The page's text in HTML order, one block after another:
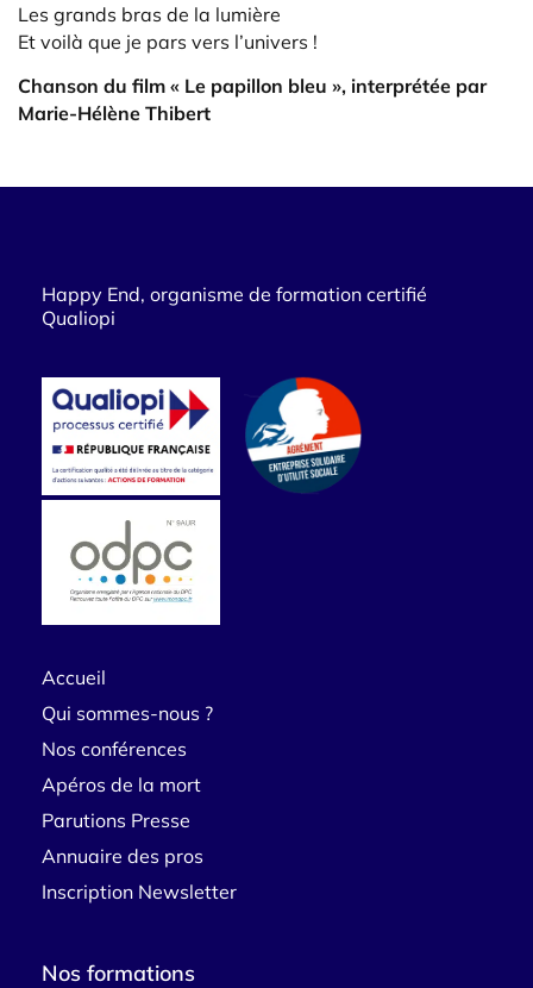
Les grands bras de la lumière
Et voilà que je pars vers l’univers !
Chanson du film « Le papillon bleu », interprétée par
Marie-Hélène Thibert
Happy End, organisme de formation certifié
Qualiopi
Accueil
Qui sommes-nous ?
Nos conférences
Apéros de la mort
Parutions Presse
Annuaire des pros
Inscription Newsletter
Nos formations